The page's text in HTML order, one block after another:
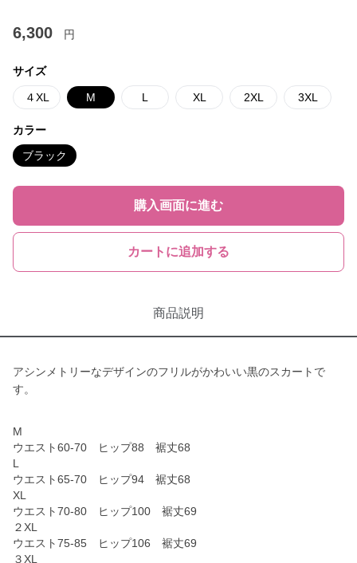
6,300 円
サイズ
４XL M L XL 2XL 3XL
カラー
ブラック
購入画面に進む
カートに追加する
商品説明
アシンメトリーなデザインのフリルがかわいい黒のスカートで
す。
M
ウエスト60‐70 ヒップ88 裾丈68
L
ウエスト65‐70 ヒップ94 裾丈68
XL
ウエスト70‐80 ヒップ100 裾丈69
２XL
ウエスト75‐85 ヒップ106 裾丈69
３XL